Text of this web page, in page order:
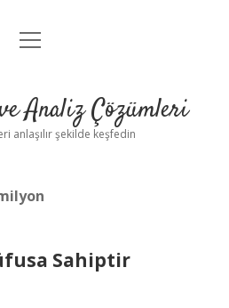
Anasayfa
Uyarı
menüyü
Analiz Çözümleri
anlaşılır şekilde keşfedin
Sahiptir